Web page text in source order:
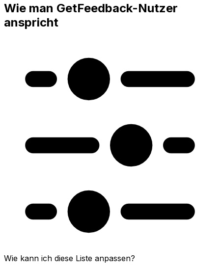
Wie man GetFeedback-Nutzer
anspricht
Wie kann ich diese Liste anpassen?